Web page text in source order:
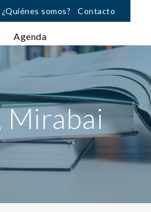
¿Quiénes somos? Contacto
Agenda
Mirabai